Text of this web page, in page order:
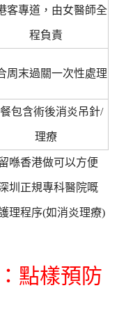
客專道，由女醫師全
程負責
周末過關一次性處理
包含術後消炎吊針/
理療
喺香港做可以方便
圳正規專科醫院嘅
理程序(如消炎理療)
點樣預防